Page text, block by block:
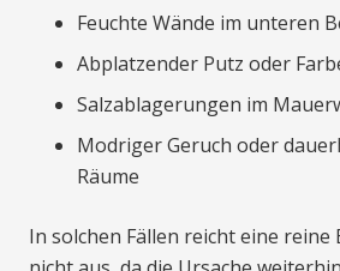
Feuchte Wände im unteren
Abplatzender Putz oder
Salzablagerungen im
Modriger Geruch oder
Räume
In solchen Fällen reicht eine